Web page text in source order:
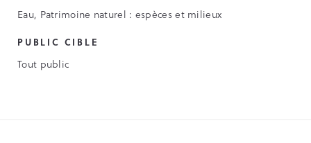
Eau, Patrimoine naturel : espèces et milieux
PUBLIC CIBLE
Tout public